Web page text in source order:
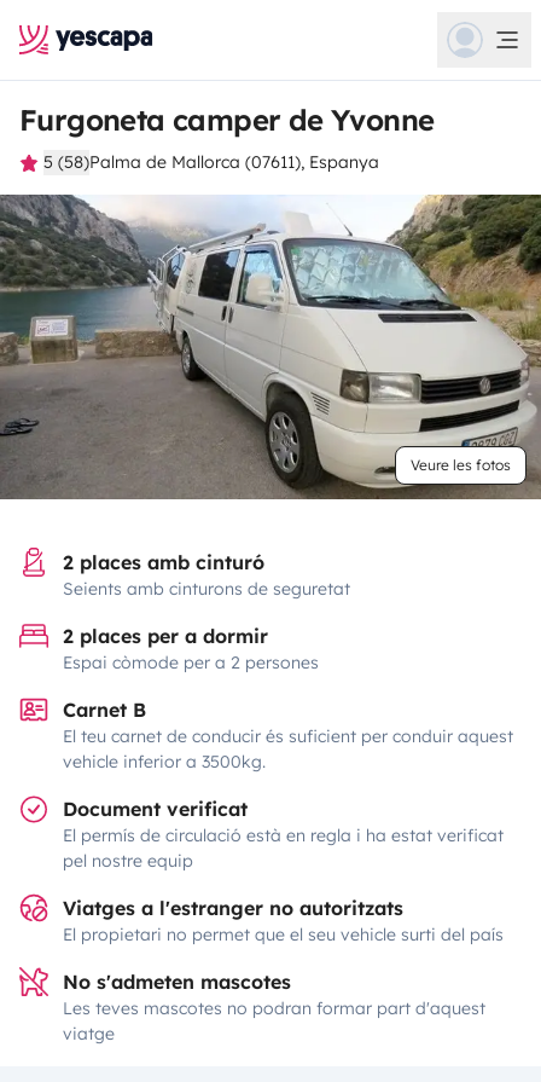
Furgoneta camper de Yvonne
5 (58)Palma de Mallorca (07611), Espanya
Veure les fotos
2 places amb cinturó
Seients amb cinturons de seguretat
2 places per a dormir
Espai còmode per a 2 persones
Carnet B
El teu carnet de conducir és suficient per conduir aquest
vehicle inferior a 3500kg.
Document verificat
El permís de circulació està en regla i ha estat verificat
pel nostre equip
Viatges a l'estranger no autoritzats
El propietari no permet que el seu vehicle surti del país
No s'admeten mascotes
Les teves mascotes no podran formar part d'aquest
viatge